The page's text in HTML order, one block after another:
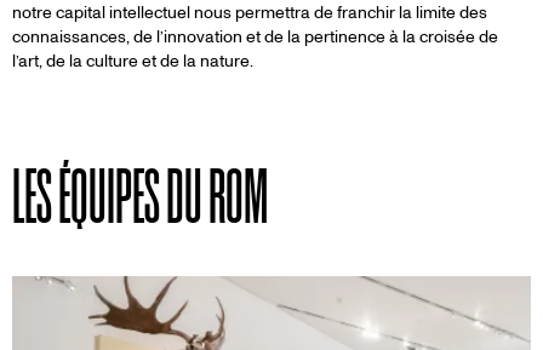
notre capital intellectuel nous permettra de franchir la limite des
connaissances, de l’innovation et de la pertinence à la croisée de
l’art, de la culture et de la nature.
LES ÉQUIPES DU ROM